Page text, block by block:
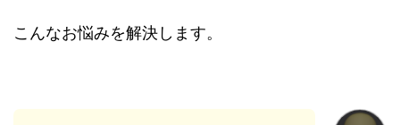
こんなお悩みを解決します。